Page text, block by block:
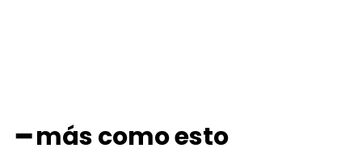
━ más como esto